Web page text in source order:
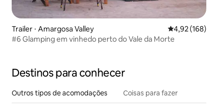
Trailer ⋅ Amargosa Valley 4,92 de uma
4,92 (168)
#6 Glamping em vinhedo perto do Vale da Morte
Destinos para conhecer
Outros tipos de acomodações Coisas para fazer